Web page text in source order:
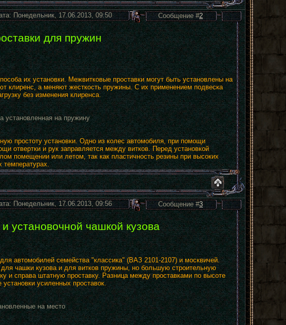
Понедельник, 17.06.2013, 09:50 Сообщение #2
для пружин
их установки. Межвитковые проставки могут быть установлены на
клиренс, а меняют жесткость пружины. С их применением подвеска
без изменения клиренса.
установленная на пружину
простоту установки. Одно из колес автомобиля, при помощи
отвертки и рук заправляется между витков. Перед установкой
помещении или летом, так как пластичность резины при высоких
температурах.
Понедельник, 17.06.2013, 09:56 Сообщение #3
установочной чашкой кузова
автомобилей семейства "классика" (ВАЗ 2101-2107) и москвичей.
чашки кузова и для витков пружины, но большую строительную
справа штатную проставку. Разница между проставками по высоте
усиленных проставок.
на место